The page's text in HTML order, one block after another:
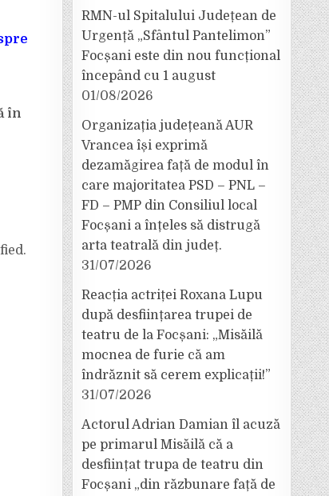
în
RMN-ul Spitalului Județean de
Urgență „Sfântul Pantelimon”
Focșani este din nou funcțional
începând cu 1 august
01/08/2026
Organizația județeană AUR
Vrancea își exprimă
dezamăgirea față de modul în
care majoritatea PSD – PNL –
FD – PMP din Consiliul local
Focșani a înțeles să distrugă
arta teatrală din județ.
31/07/2026
Reacția actriței Roxana Lupu
după desființarea trupei de
teatru de la Focșani: „Misăilă
mocnea de furie că am
îndrăznit să cerem explicații!”
31/07/2026
Actorul Adrian Damian îl acuză
pe primarul Misăilă că a
desființat trupa de teatru din
Focșani „din răzbunare față de